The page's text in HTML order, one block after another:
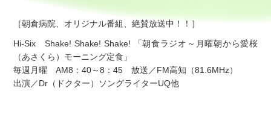
［朝倉病院、オリジナル番組、絶賛放送中！！］
Hi-Six Shake! Shake! Shake! 「朝食ラジオ～月曜朝から愛桜
（あさくら）モーニング定食」
毎週月曜 AM8：40～8：45 放送／FM高知（81.6MHz）
出演／Dr（ドクター）ソングライターUQ他